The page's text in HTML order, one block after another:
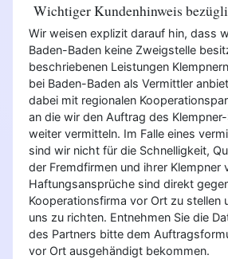
Wichtiger Kundenhinweis
Wir weisen explizit darauf hin, dass
Baden-Baden keine Zweigstelle
beschriebenen Leistungen
bei Baden-Baden als Vermittler
dabei mit regionalen
an die wir den Auftrag des
weiter vermitteln. Im Falle eines
sind wir nicht für die Schnelligkeit,
der Fremdfirmen und ihrer Klempner
Haftungsansprüche sind direkt
Kooperationsfirma vor Ort zu stellen
uns zu richten. Entnehmen Sie die
des Partners bitte dem
vor Ort ausgehändigt bekommen.